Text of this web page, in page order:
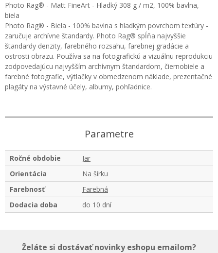
Photo Rag® - Matt FineArt - Hladký 308 g / m2, 100% bavlna,
biela
Photo Rag® - Biela - 100% bavlna s hladkým povrchom textúry -
zaručuje archívne štandardy. Photo Rag® spĺňa najvyššie
štandardy denzity, farebného rozsahu, farebnej gradácie a
ostrosti obrazu. Používa sa na fotografickú a vizuálnu reprodukciu
zodpovedajúcu najvyšším archívnym štandardom, čiernobiele a
farebné fotografie, výtlačky v obmedzenom náklade, prezentačné
plagáty na výstavné účely, albumy, pohľadnice.
Parametre
Ročné obdobie
Jar
Orientácia
Na šírku
Farebnosť
Farebná
Dodacia doba
do 10 dní
Želáte si dostávať novinky eshopu emailom?